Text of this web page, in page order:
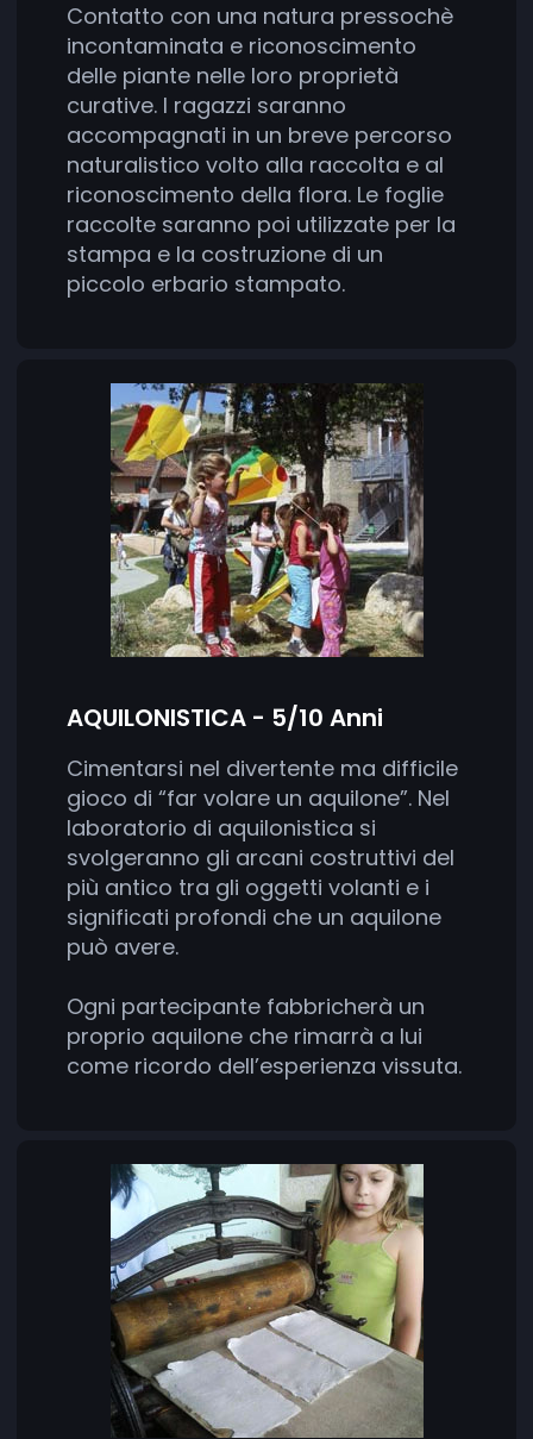
Contatto con una natura pressochè
incontaminata e riconoscimento
delle piante nelle loro proprietà
curative. I ragazzi saranno
accompagnati in un breve percorso
naturalistico volto alla raccolta e al
riconoscimento della flora. Le foglie
raccolte saranno poi utilizzate per la
stampa e la costruzione di un
piccolo erbario stampato.
AQUILONISTICA - 5/10 Anni
Cimentarsi nel divertente ma difficile
gioco di “far volare un aquilone”. Nel
laboratorio di aquilonistica si
svolgeranno gli arcani costruttivi del
più antico tra gli oggetti volanti e i
significati profondi che un aquilone
può avere.
Ogni partecipante fabbricherà un
proprio aquilone che rimarrà a lui
come ricordo dell’esperienza vissuta.